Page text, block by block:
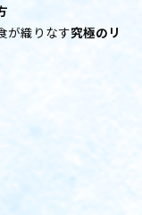
が織りなす究極のリ